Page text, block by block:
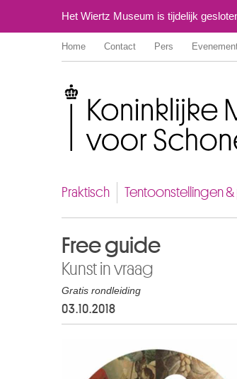
Het Wiertz Museum is tijdelijk
Home Contact Pers
Praktisch Tentoonstellingen
Free guide
Kunst in vraag
Gratis rondleiding
03.10.2018